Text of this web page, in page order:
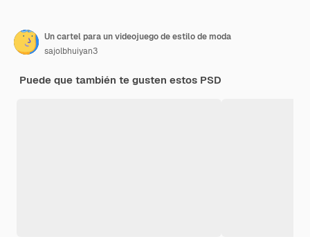
Un cartel para un videojuego de estilo de moda
sajolbhuiyan3
Puede que también te gusten estos PSD